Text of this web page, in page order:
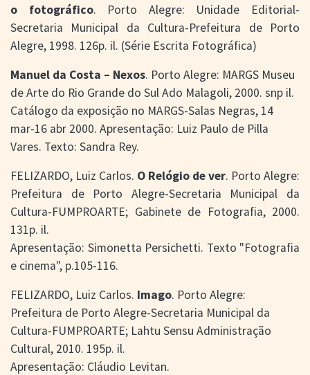
o fotográfico. Porto Alegre: Unidade Editorial-
Secretaria Municipal da Cultura-Prefeitura de Porto
Alegre, 1998. 126p. il. (Série Escrita Fotográfica)
Manuel da Costa – Nexos. Porto Alegre: MARGS Museu
de Arte do Rio Grande do Sul Ado Malagoli, 2000. snp il.
Catálogo da exposição no MARGS-Salas Negras, 14
mar-16 abr 2000. Apresentação: Luiz Paulo de Pilla
Vares. Texto: Sandra Rey.
FELIZARDO, Luiz Carlos. O Relógio de ver. Porto Alegre:
Prefeitura de Porto Alegre-Secretaria Municipal da
Cultura-FUMPROARTE; Gabinete de Fotografia, 2000.
131p. il.
Apresentação: Simonetta Persichetti. Texto "Fotografia
e cinema", p.105-116.
FELIZARDO, Luiz Carlos. Imago. Porto Alegre:
Prefeitura de Porto Alegre-Secretaria Municipal da
Cultura-FUMPROARTE; Lahtu Sensu Administração
Cultural, 2010. 195p. il.
Apresentação: Cláudio Levitan.